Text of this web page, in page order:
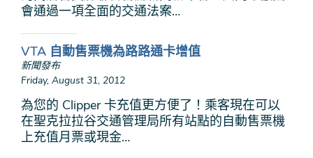
會通過一項全面的交通法案…
VTA 自動售票機為路路通卡增值
新聞發布
Friday, August 31, 2012
為您的 Clipper 卡充值更方便了！乘客現在可以
在聖克拉拉谷交通管理局所有站點的自動售票機
上充值月票或現金…